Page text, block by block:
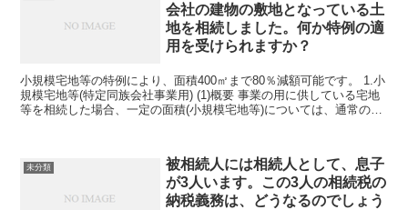
会社の建物の敷地となっている土
地を相続しました。何か特例の適
用を受けられますか？
小規模宅地等の特例により、面積400㎡まで80％減額可能です。 1.小
規模宅地等(特定同族会社事業用) (1)概要 事業の用に供している宅地
等を相続した場合、一定の面積(小規模宅地等)については、通常の方
未分類
被相続人には相続人として、息子
が3人います。この3人の相続税の
納税義務は、どうなるのでしょう